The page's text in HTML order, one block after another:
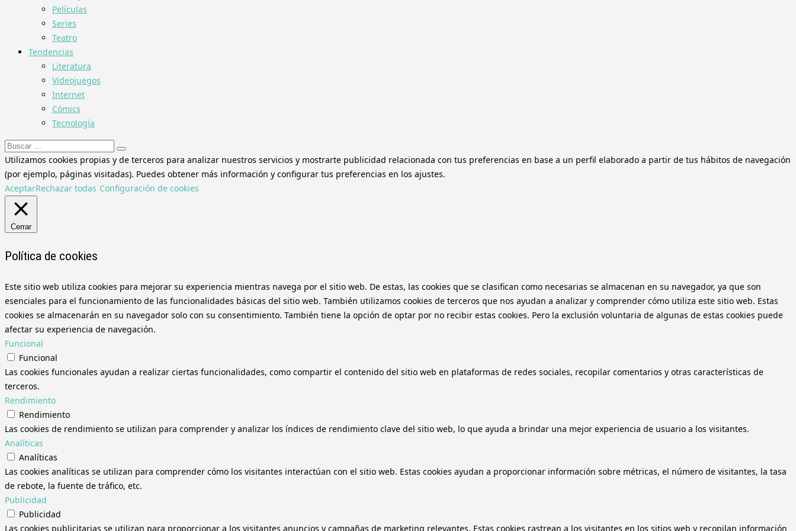
Películas
Series
Teatro
Tendencias
Literatura
Videojuegos
Internet
Cómics
Tecnología
Buscar:
Utilizamos cookies propias y de terceros para analizar nuestros servicios y mostrarte publicidad relacionada con tus preferencias en base a un perfil elaborado a partir de tus hábitos de navegación
(por ejemplo, páginas visitadas). Puedes obtener más información y configurar tus preferencias en los ajustes.
AceptarRechazar todas Configuración de cookies
Cerrar
Política de cookies
Este sitio web utiliza cookies para mejorar su experiencia mientras navega por el sitio web. De estas, las cookies que se clasifican como necesarias se almacenan en su navegador, ya que son
esenciales para el funcionamiento de las funcionalidades básicas del sitio web. También utilizamos cookies de terceros que nos ayudan a analizar y comprender cómo utiliza este sitio web. Estas
cookies se almacenarán en su navegador solo con su consentimiento. También tiene la opción de optar por no recibir estas cookies. Pero la exclusión voluntaria de algunas de estas cookies puede
afectar su experiencia de navegación.
Funcional
Funcional
Las cookies funcionales ayudan a realizar ciertas funcionalidades, como compartir el contenido del sitio web en plataformas de redes sociales, recopilar comentarios y otras características de
terceros.
Rendimiento
Rendimiento
Las cookies de rendimiento se utilizan para comprender y analizar los índices de rendimiento clave del sitio web, lo que ayuda a brindar una mejor experiencia de usuario a los visitantes.
Analíticas
Analíticas
Las cookies analíticas se utilizan para comprender cómo los visitantes interactúan con el sitio web. Estas cookies ayudan a proporcionar información sobre métricas, el número de visitantes, la tasa
de rebote, la fuente de tráfico, etc.
Publicidad
Publicidad
Las cookies publicitarias se utilizan para proporcionar a los visitantes anuncios y campañas de marketing relevantes. Estas cookies rastrean a los visitantes en los sitios web y recopilan información